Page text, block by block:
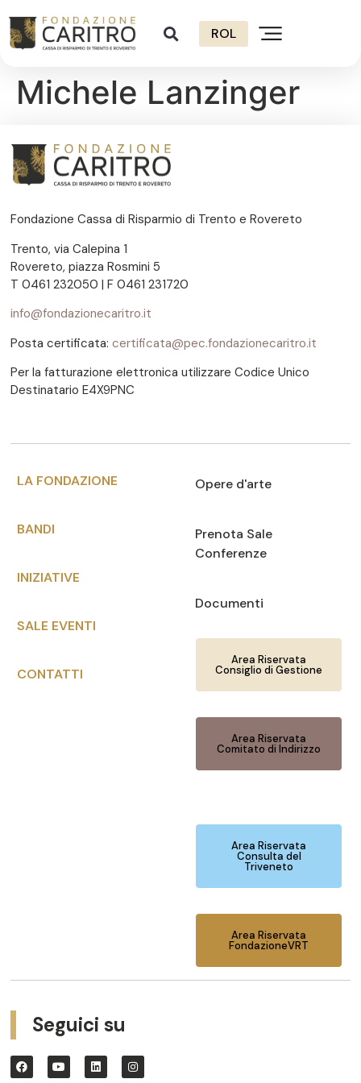
ROL
Michele Lanzinger
Fondazione Cassa di Risparmio di Trento e Rovereto
Trento, via Calepina 1
Rovereto, piazza Rosmini 5
T 0461 232050 | F 0461 231720
info@fondazionecaritro.it
Posta certificata: certificata@pec.fondazionecaritro.it
Per la fatturazione elettronica utilizzare Codice Unico
Destinatario E4X9PNC
LA FONDAZIONE
BANDI
INIZIATIVE
SALE EVENTI
CONTATTI
Opere d'arte
Prenota Sale
Conferenze
Documenti
Area Riservata
Consiglio di Gestione
Area Riservata
Comitato di Indirizzo
Area Riservata
Consulta del
Triveneto
Area Riservata
FondazioneVRT
Seguici su